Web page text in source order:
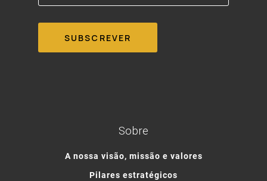
Sobre
A nossa visão, missão e valores
Pilares estratégicos